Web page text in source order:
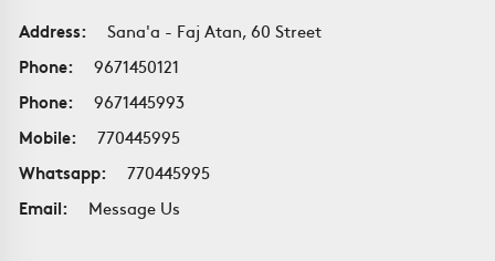
Address:
Sana'a - Faj Atan, 60 Street
Phone:
9671450121
Phone:
9671445993
Mobile:
770445995
Whatsapp:
770445995
Email:
Message Us